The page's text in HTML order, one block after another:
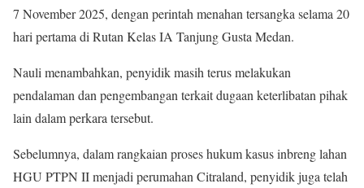
7 November 2025, dengan perintah menahan tersangka selama 20
hari pertama di Rutan Kelas IA Tanjung Gusta Medan.
Nauli menambahkan, penyidik ​​masih terus melakukan
pendalaman dan pengembangan terkait dugaan keterlibatan pihak
lain dalam perkara tersebut.
Sebelumnya, dalam rangkaian proses hukum kasus inbreng lahan
HGU PTPN II menjadi perumahan Citraland, penyidik ​​juga telah